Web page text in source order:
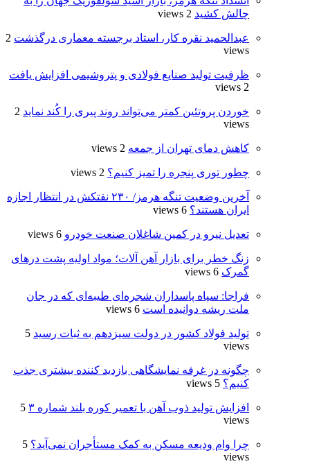
چالش کشید 2 views
عبدالحمید نقره کار، استاد برجسته معماری درگذشت 2
views
ظرفیت تولید صنایع فولادی و پتروشیمی افزایش یافت
2 views
خوردن پروتئین کمتر می‌تواند روند پیری را کُند نماید 2
views
کاهش دمای تهران از جمعه 2 views
چطور توری پنجره را تمیز کنیم؟ 2 views
آخرین وضعیت تنگه هرمز/ ۲۳۰ نفتکش در انتظار اجازه
ایران هستند؟ 6 views
تعدیل نیرو در کمین شاغلان صنعت خودرو 6 views
زنگ خطر برای بازار آهن آلات؛ مواد اولیه پشت درهای
گمرک 6 views
فراجا: سپاه پاسداران شجره‌ای طیبه‌ای که در جان
ملت ریشه دوانیده است 6 views
تولید فولاد کشور در دولت سیزدهم به ثبات رسید 5
views
چگونه در غرفه نمایشگاهی بازدید کننده بیشتری جذب
کنیم؟ 5 views
افزایش تولید ذوب آهن با تعمیر کوره بلند شماره ۳
5
views
چرا وام ودیعه مسکن به کمک مستأجران نمی‌آید؟ 5
views